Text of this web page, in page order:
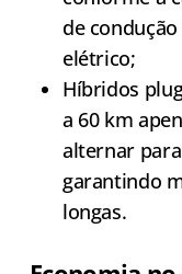
de
elétrico;
Híbridos
a 60 km
alternar
garantindo
longas.